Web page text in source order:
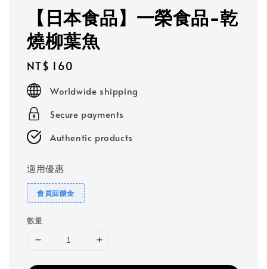
【日本食品】一榮食品-乾
燒柳葉魚
Regular
price
NT$ 160
Worldwide shipping
Secure payments
Authentic products
適用優惠
會員回饋金
數量